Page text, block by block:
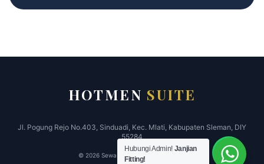
HOTMEN SUITE
Jl. Pogung Rejo No.403, Sinduadi, Kec. Mlati, Kabupaten Sleman, DIY
55284
© 2026 Sewa Jas Jogja Hotmen Suite.
Hubungi Admin! Janjian
Fitting!